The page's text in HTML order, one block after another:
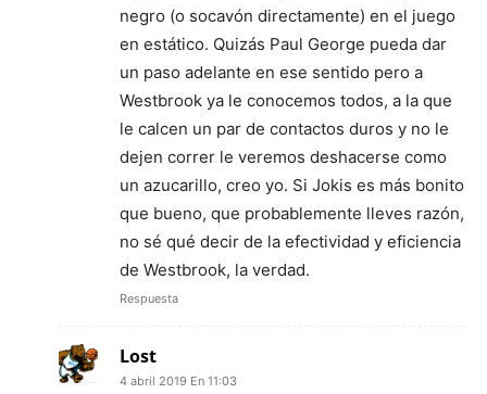
negro (o socavón directamente) en el juego
en estático. Quizás Paul George pueda dar
un paso adelante en ese sentido pero a
Westbrook ya le conocemos todos, a la que
le calcen un par de contactos duros y no le
dejen correr le veremos deshacerse como
un azucarillo, creo yo. Si Jokis es más bonito
que bueno, que probablemente lleves razón,
no sé qué decir de la efectividad y eficiencia
de Westbrook, la verdad.
Respuesta
Lost
4 abril 2019 En 11:03